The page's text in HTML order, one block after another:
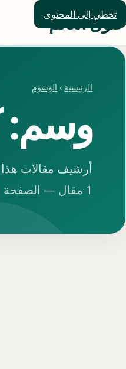
تخطي إلى المحتوى
حلول العالم
الرئيسية › الوسوم
وسم:
أرشيف مقالات
1 مقال — الصفحة 1 من 1